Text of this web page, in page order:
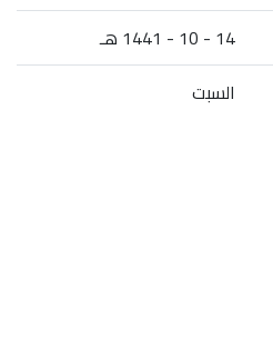
14 - 10 - 1441 هـ
السبت